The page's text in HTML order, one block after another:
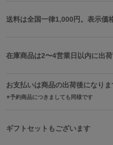
送料は全国一律1,000円。表示価
在庫商品は2〜4営業日以内に出荷
お支払いは商品の出荷後になりま
予約商品につきましても同様です
ギフトセットもございます